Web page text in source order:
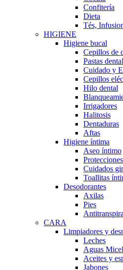
Confitería
Dieta
Tés,
HIGIENE
Higiene bucal
Cepillos de
Pastas
Cuidado y
Cepillos
Hilo dental
Irrigadores
Halitosis
Dentaduras
Aftas
Higiene íntima
Aseo íntimo
Cuidados
Toallitas
Desodorantes
Axilas
Pies
CARA
Limpiadores y
Leches
Aguas
Aceites y
Jabones